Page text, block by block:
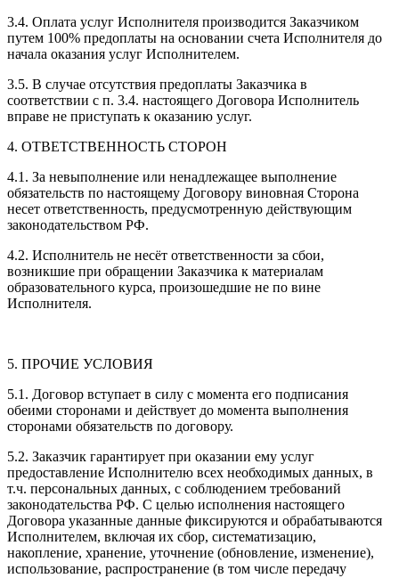
3.4. Оплата услуг Исполнителя производится Заказчиком
путем 100% предоплаты на основании счета Исполнителя до
начала оказания услуг Исполнителем.
3.5. В случае отсутствия предоплаты Заказчика в
соответствии с п. 3.4. настоящего Договора Исполнитель
вправе не приступать к оказанию услуг.
4. ОТВЕТСТВЕННОСТЬ СТОРОН
4.1. За невыполнение или ненадлежащее выполнение
обязательств по настоящему Договору виновная Сторона
несет ответственность, предусмотренную действующим
законодательством РФ.
4.2. Исполнитель не несёт ответственности за сбои,
возникшие при обращении Заказчика к материалам
образовательного курса, произошедшие не по вине
Исполнителя.
5. ПРОЧИЕ УСЛОВИЯ
5.1. Договор вступает в силу с момента его подписания
обеими сторонами и действует до момента выполнения
сторонами обязательств по договору.
5.2. Заказчик гарантирует при оказании ему услуг
предоставление Исполнителю всех необходимых данных, в
т.ч. персональных данных, с соблюдением требований
законодательства РФ. С целью исполнения настоящего
Договора указанные данные фиксируются и обрабатываются
Исполнителем, включая их сбор, систематизацию,
накопление, хранение, уточнение (обновление, изменение),
использование, распространение (в том числе передачу